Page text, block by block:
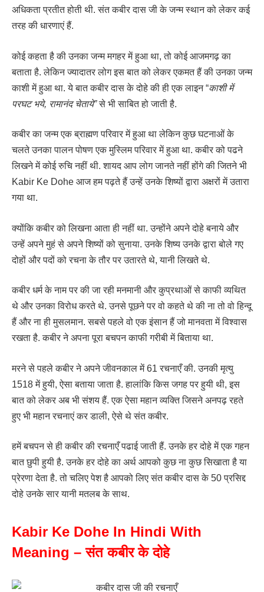
अधिकता प्रतीत होती थी. संत कबीर दास जी के जन्म स्थान को लेकर कई
तरह की धारणाएं हैं.
कोई कहता है की उनका जन्म मगहर में हुआ था, तो कोई आजमगढ़ का
बताता है. लेकिन ज्यादातर लोग इस बात को लेकर एकमत हैं की उनका जन्म
काशी में हुआ था. ये बात कबीर दास के दोहे की ही एक लाइन “काशी में
परघट भये, रामानंद चेताये”से भी साबित हो जाती है.
कबीर का जन्म एक ब्राह्मण परिवार में हुआ था लेकिन कुछ घटनाओं के
चलते उनका पालन पोषण एक मुस्लिम परिवार में हुआ था. कबीर को पढने
लिखने में कोई रुचि नहीं थी. शायद आप लोग जानते नहीं होंगे की जितने भी
Kabir Ke Dohe आज हम पढ़ते हैं उन्हें उनके शिष्यों द्वारा अक्षरों में उतारा
गया था.
क्योंकि कबीर को लिखना आता ही नहीं था. उन्होंने अपने दोहे बनाये और
उन्हें अपने मुहं से अपने शिष्यों को सुनाया. उनके शिष्य उनके द्वारा बोले गए
दोहों और पदों को रचना के तौर पर उतारते थे, यानी लिखते थे.
कबीर धर्म के नाम पर की जा रही मनमानी और कुप्रथाओं से काफी व्यथित
थे और उनका विरोध करते थे. उनसे पूछने पर वो कहते थे की ना तो वो हिन्दू
हैं और ना ही मुसलमान. सबसे पहले वो एक इंसान हैं जो मानवता में विश्वास
रखता है. कबीर ने अपना पूरा बचपन काफी गरीबी में बिताया था.
मरने से पहले कबीर ने अपने जीवनकाल में 61 रचनाएँ की. उनकी मृत्यु
1518 में हुयी, ऐसा बताया जाता है. हालांकि किस जगह पर हुयी थी, इस
बात को लेकर अब भी संशय हैं. एक ऐसा महान व्यक्ति जिसने अनपढ़ रहते
हुए भी महान रचनाएं कर डाली, ऐसे थे संत कबीर.
हमें बचपन से ही कबीर की रचनाएँ पढाई जाती हैं. उनके हर दोहे में एक गहन
बात छुपी हुयी है. उनके हर दोहे का अर्थ आपको कुछ ना कुछ सिखाता है या
प्रेरणा देता है. तो चलिए पेश है आपको लिए संत कबीर दास के 50 प्रसिद्द
दोहे उनके सार यानी मतलब के साथ.
Kabir Ke Dohe In Hindi With
Meaning – संत कबीर के दोहे